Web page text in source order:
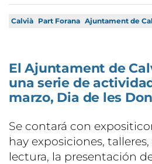
Calvià Part Forana Ajuntament de
El Ajuntament de
una serie de
marzo, Dia de les
Se contará con
hay exposiciones,
lectura, la presentación